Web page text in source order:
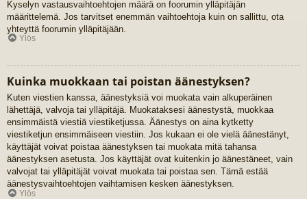
Kyselyn vastausvaihtoehtojen määrä on foorumin ylläpitäjän
määrittelemä. Jos tarvitset enemmän vaihtoehtoja kuin on sallittu, ota
yhteyttä foorumin ylläpitäjään.
Ylös
Kuinka muokkaan tai poistan äänestyksen?
Kuten viestien kanssa, äänestyksiä voi muokata vain alkuperäinen
lähettäjä, valvoja tai ylläpitäjä. Muokataksesi äänestystä, muokkaa
ensimmäistä viestiä viestiketjussa. Äänestys on aina kytketty
viestiketjun ensimmäiseen viestiin. Jos kukaan ei ole vielä äänestänyt,
käyttäjät voivat poistaa äänestyksen tai muokata mitä tahansa
äänestyksen asetusta. Jos käyttäjät ovat kuitenkin jo äänestäneet, vain
valvojat tai ylläpitäjät voivat muokata tai poistaa sen. Tämä estää
äänestysvaihtoehtojen vaihtamisen kesken äänestyksen.
Ylös